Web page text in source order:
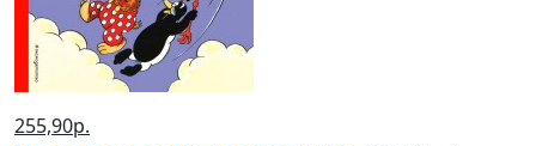
255,90р.